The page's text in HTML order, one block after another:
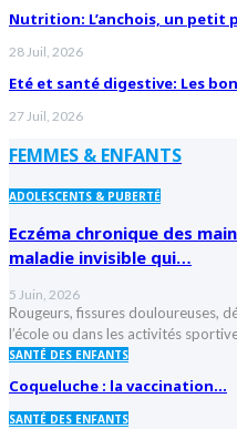
Nutrition: L’anchois, un petit
28 Juil, 2026
Eté et santé digestive: Les
27 Juil, 2026
FEMMES & ENFANTS
ADOLESCENTS & PUBERTÉ
Eczéma chronique des
maladie invisible qui…
5 Juin, 2026
Rougeurs, fissures douloureuses,
l’école ou dans les activités
SANTÉ DES ENFANTS
Coqueluche : la vaccination…
SANTÉ DES ENFANTS